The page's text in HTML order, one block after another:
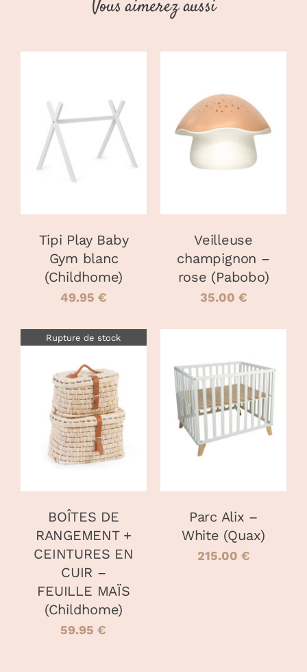
Vous aimerez aussi
AJOUTER AU
PANIER
/
DÉTAILS
Tipi Play Baby
Gym blanc
(Childhome)
49.95 €
AJOUTER AU
PANIER
/
Veilleuse
champignon –
rose (Pabobo)
35.00 €
Rupture de stock
DÉTAILS
BOÎTES DE
RANGEMENT +
CEINTURES EN
CUIR –
FEUILLE MAÏS
(Childhome)
59.95€
AJOUTER AU
PANIER
/
DÉTAILS
Parc Alix –
White (Quax)
215.00 €